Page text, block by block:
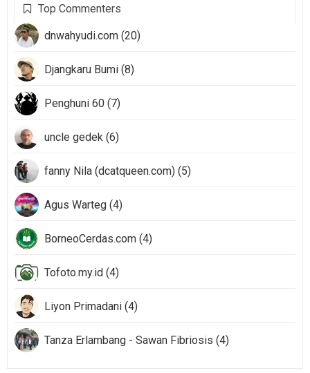
Top Commenters
dnwahyudi.com (20)
Djangkaru Bumi (8)
Penghuni 60 (7)
uncle gedek (6)
fanny Nila (dcatqueen.com) (5)
Agus Warteg (4)
BorneoCerdas.com (4)
Tofoto.my.id (4)
Liyon Primadani (4)
Tanza Erlambang - Sawan Fibriosis (4)